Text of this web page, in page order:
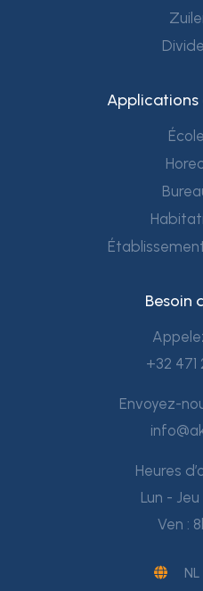
Besoin
+32 471
Envoyez-
Heures
Lun - Jeu
Ven :
NL